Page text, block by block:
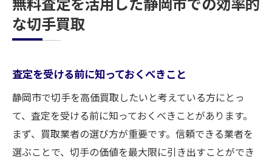
な切手買取
査定を受ける前に知っておくべきこと
静岡市で切手を高価買取したいと考えている方にとっ
て、査定を受ける前に知っておくべきことがあります。
まず、買取業者の選び方が重要です。信頼できる業者を
選ぶことで、切手の価値を最大限に引き出すことができ